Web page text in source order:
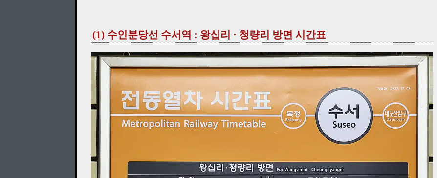
(1) 수인분당선 수서역 : 왕십리 · 청량리 방면 시간표